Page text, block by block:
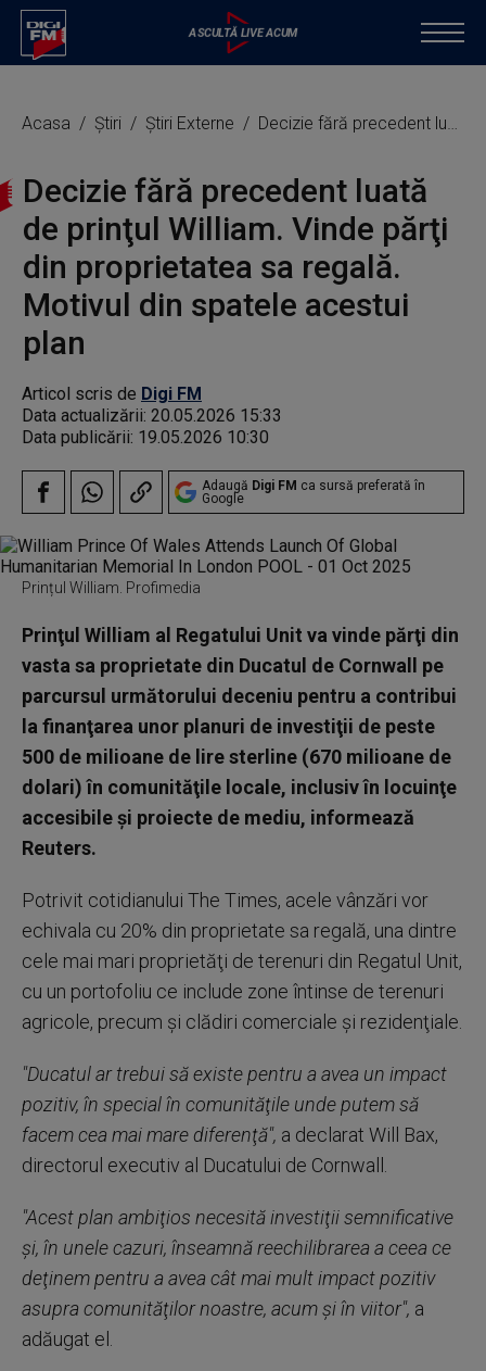
Acasa Știri Știri Externe Decizie fără precedent luată de prinţul William. Vinde părţi din proprietatea sa regală. Motivul din spatele acestui plan
Decizie fără precedent luată
de prinţul William. Vinde părţi
din proprietatea sa regală.
Motivul din spatele acestui
plan
Articol scris de Digi FM
Data actualizării: 20.05.2026 15:33
Data publicării: 19.05.2026 10:30
Adaugă Digi FM ca sursă preferată în
Google
Prințul William. Profimedia
Prinţul William al Regatului Unit va vinde părţi din
vasta sa proprietate din Ducatul de Cornwall pe
parcursul următorului deceniu pentru a contribui
la finanţarea unor planuri de investiţii de peste
500 de milioane de lire sterline (670 milioane de
dolari) în comunităţile locale, inclusiv în locuinţe
accesibile şi proiecte de mediu, informează
Reuters.
Potrivit cotidianului The Times, acele vânzări vor
echivala cu 20% din proprietate sa regală, una dintre
cele mai mari proprietăţi de terenuri din Regatul Unit,
cu un portofoliu ce include zone întinse de terenuri
agricole, precum şi clădiri comerciale şi rezidenţiale.
"Ducatul ar trebui să existe pentru a avea un impact
pozitiv, în special în comunităţile unde putem să
facem cea mai mare diferenţă", a declarat Will Bax,
directorul executiv al Ducatului de Cornwall.
"Acest plan ambiţios necesită investiţii semnificative
şi, în unele cazuri, înseamnă reechilibrarea a ceea ce
deţinem pentru a avea cât mai mult impact pozitiv
asupra comunităţilor noastre, acum şi în viitor", a
adăugat el.